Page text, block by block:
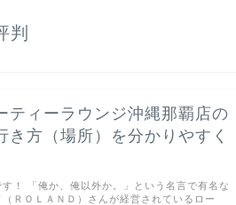
判
ティーラウンジ沖縄那覇店の
き方（場所）を分かりやすく
！ 「俺か、俺以外か。」という名言で有名な
ＲＯＬＡＮＤ）さんが経営されているロー